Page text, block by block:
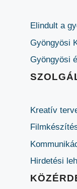
Elindult a
Gyöngyösi
Gyöngyösi
Kreatív
Hirdetési